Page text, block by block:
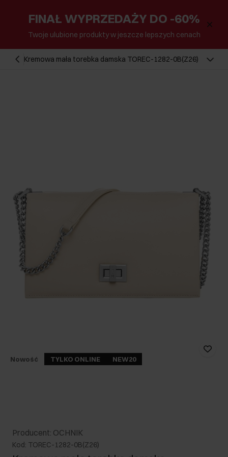
FINAŁ WYPRZEDAŻY DO -60%
Twoje ulubione produkty w jeszcze lepszych cenach
Kremowa mała torebka damska TOREC-1282-0B(Z26)
Nowość TYLKO ONLINE NEW20
Producent: OCHNIK
Kod: TOREC-1282-0B(Z26)